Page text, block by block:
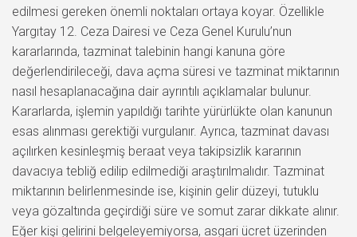
edilmesi gereken önemli noktaları ortaya koyar. Özellikle
Yargıtay 12. Ceza Dairesi ve Ceza Genel Kurulu’nun
kararlarında, tazminat talebinin hangi kanuna göre
değerlendirileceği, dava açma süresi ve tazminat miktarının
nasıl hesaplanacağına dair ayrıntılı açıklamalar bulunur.
Kararlarda, işlemin yapıldığı tarihte yürürlükte olan kanunun
esas alınması gerektiği vurgulanır. Ayrıca, tazminat davası
açılırken kesinleşmiş beraat veya takipsizlik kararının
davacıya tebliğ edilip edilmediği araştırılmalıdır. Tazminat
miktarının belirlenmesinde ise, kişinin gelir düzeyi, tutuklu
veya gözaltında geçirdiği süre ve somut zarar dikkate alınır.
Eğer kişi gelirini belgeleyemiyorsa, asgari ücret üzerinden